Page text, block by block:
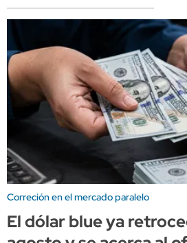
Correción en el mercado paralelo
El dólar blue ya